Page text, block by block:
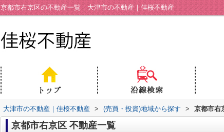
京都市右京区の不動産一覧｜大津市の不動産｜佳桜不動産
大津市の不動産｜佳桜不動産 > (売買・投資)地域から探す > 京都市右
京都市右京区 不動産一覧